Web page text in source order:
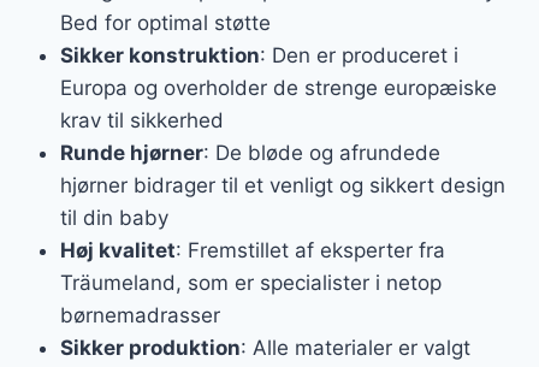
Bed for optimal støtte
Sikker konstruktion: Den er produceret i
Europa og overholder de strenge europæiske
krav til sikkerhed
Runde hjørner: De bløde og afrundede
hjørner bidrager til et venligt og sikkert design
til din baby
Høj kvalitet: Fremstillet af eksperter fra
Träumeland, som er specialister i netop
børnemadrasser
Sikker produktion: Alle materialer er valgt